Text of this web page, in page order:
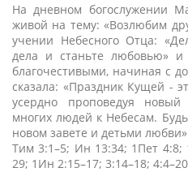
На дневном богослужении
живой на тему: «Возлюбим
учении Небесного Отца:
дела и станьте любовью»
благочестивыми, начиная с
сказала: «Праздник Кущей -
усердно проповедуя
многих людей к Небесам.
новом завете и детьми
Тим 3:1–5; Ин 13:34; 1Пет 4:8;
29; 1Ин 2:15–17; 3:14–18;